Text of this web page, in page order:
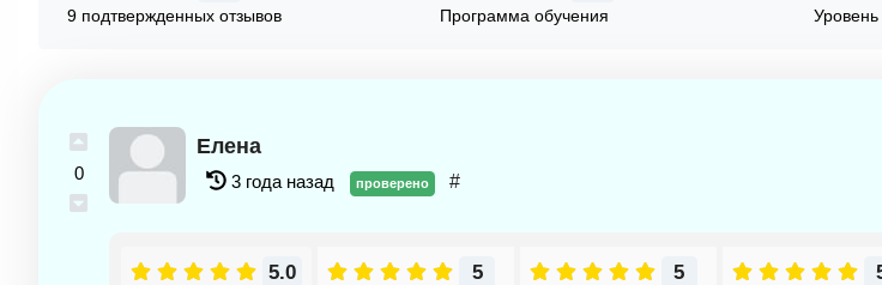
9 подтвержденных отзывов Программа обучения Уровень
0
Елена
3 года назад проверено #
5.0 5 5